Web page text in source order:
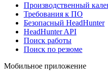
Производственный
Требования к ПО
Безопасный HeadHunter
HeadHunter API
Поиск работы
Поиск по резюме
Мобильное приложение